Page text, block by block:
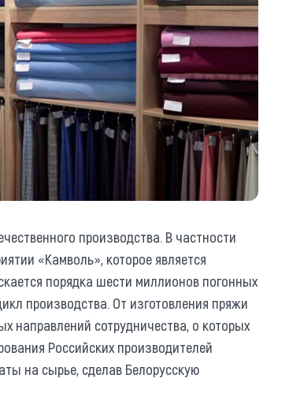
производства. В частности
«Камволь», которое является
порядка шести миллионов погонных
производства. От изготовления пряжи
направлений сотрудничества, о которых
Российских производителей
на сырье, сделав Белорусскую